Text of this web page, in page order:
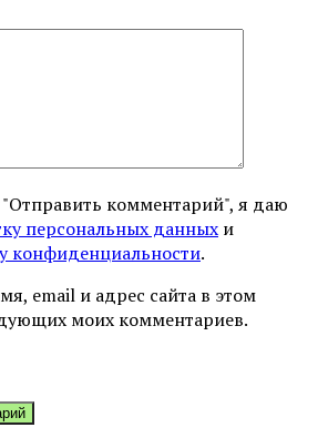
комментарий", я даю
персональных данных и
конфиденциальности.
email и адрес сайта в этом
моих комментариев.